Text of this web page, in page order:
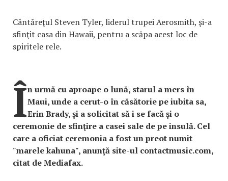
Cântăreţul Steven Tyler, liderul trupei Aerosmith, şi-a
sfinţit casa din Hawaii, pentru a scăpa acest loc de
spiritele rele.
În urmă cu aproape o lună, starul a mers în
Maui, unde a cerut-o în căsătorie pe iubita sa,
Erin Brady, şi a solicitat să i se facă şi o
ceremonie de sfinţire a casei sale de pe insulă. Cel
care a oficiat ceremonia a fost un preot numit
"marele kahuna", anunţă site-ul contactmusic.com,
citat de Mediafax.